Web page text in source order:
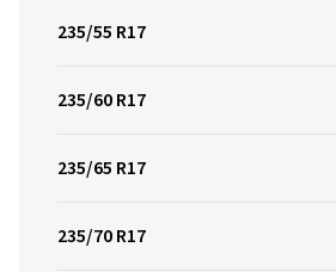
235/55 R17
235/60 R17
235/65 R17
235/70 R17